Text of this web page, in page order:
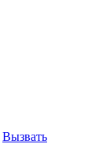
Вызвать